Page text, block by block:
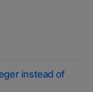
instead of